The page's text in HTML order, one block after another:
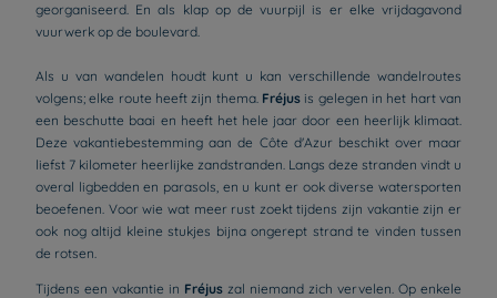
georganiseerd. En als klap op de vuurpijl is er elke vrijdagavond
vuurwerk op de boulevard.
Als u van wandelen houdt kunt u kan verschillende wandelroutes
volgens; elke route heeft zijn thema. Fréjus is gelegen in het hart van
een beschutte baai en heeft het hele jaar door een heerlijk klimaat.
Deze vakantiebestemming aan de Côte d'Azur beschikt over maar
liefst 7 kilometer heerlijke zandstranden. Langs deze stranden vindt u
overal ligbedden en parasols, en u kunt er ook diverse watersporten
beoefenen. Voor wie wat meer rust zoekt tijdens zijn vakantie zijn er
ook nog altijd kleine stukjes bijna ongerept strand te vinden tussen
de rotsen.
Tijdens een vakantie in Fréjus zal niemand zich vervelen. Op enkele